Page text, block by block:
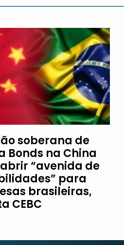
soberana de
Bonds na China
“avenida de
para
brasileiras,
CEBC